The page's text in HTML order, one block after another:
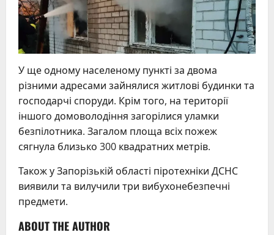
У ще одному населеному пункті за двома
різними адресами зайнялися житлові будинки та
господарчі споруди. Крім того, на території
іншого домоволодіння загорілися уламки
безпілотника. Загалом площа всіх пожеж
сягнула близько 300 квадратних метрів.
Також у Запорізькій області піротехніки ДСНС
виявили та вилучили три вибухонебезпечні
предмети.
ABOUT THE AUTHOR